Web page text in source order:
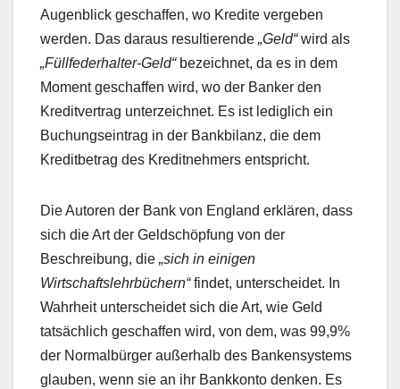
Augenblick geschaffen, wo Kredite vergeben
werden. Das daraus resultierende „Geld“wird als
„Füllfederhalter-Geld“bezeichnet, da es in dem
Moment geschaffen wird, wo der Banker den
Kreditvertrag unterzeichnet. Es ist lediglich ein
Buchungseintrag in der Bankbilanz, die dem
Kreditbetrag des Kreditnehmers entspricht.
Die Autoren der Bank von England erklären, dass
sich die Art der Geldschöpfung von der
Beschreibung, die „sich in einigen
Wirtschaftslehrbüchern“findet, unterscheidet. In
Wahrheit unterscheidet sich die Art, wie Geld
tatsächlich geschaffen wird, von dem, was 99,9%
der Normalbürger außerhalb des Bankensystems
glauben, wenn sie an ihr Bankkonto denken. Es